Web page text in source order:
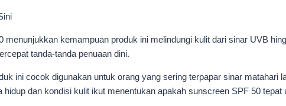
menunjukkan kemampuan produk ini melindungi kulit dari sinar UVB
tanda-tanda penuaan dini.
ini cocok digunakan untuk orang yang sering terpapar sinar matahari
dan kondisi kulit ikut menentukan apakah sunscreen SPF 50 tepat